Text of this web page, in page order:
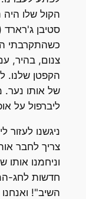
הקול שלו
סטיבן ג'רארד
כשהתקרבתי
צנום, בהיר,
הקפטן שלנו.
של אותו
ליברפול על
ניגשנו לעזור
צריך לחבר
וניחמנו אותו
חדשות לחג-
השיב"!